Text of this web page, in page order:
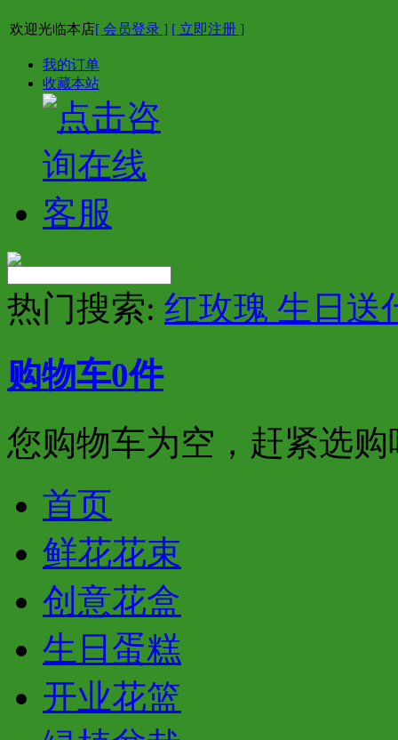
欢迎光临本店[ 会员登录 ] [ 立即注册 ]
我的订单
收藏本站
热门搜索: 红玫瑰 生日送
购物车0件
您购物车为空，赶紧选购
首页
鲜花花束
创意花盒
生日蛋糕
开业花篮